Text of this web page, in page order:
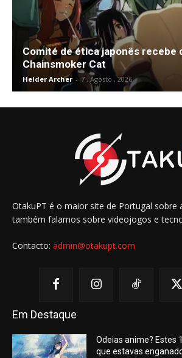
Comité de ética japonês recebe
Chainsmoker Cat
Helder Archer - 7 , Agosto , 2026
OtakuPT é o maior site de Portugal sobre
também falamos sobre videojogos e
Contacto: admin@otakupt.com
Em Destaque
Odeias anime? Estes
que estavas